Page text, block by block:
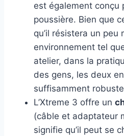
est également conçu
poussière. Bien que
qu’il résistera un peu
environnement tel
atelier, dans la
des gens, les deux
suffisamment
L’Xtreme 3 offre un
(câble et adaptateur
signifie qu’il peut se